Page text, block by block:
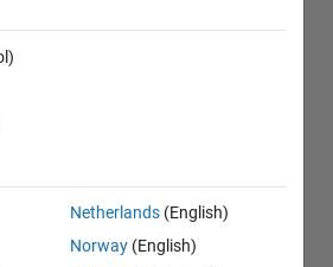
Netherlands (English)
Norway (English)